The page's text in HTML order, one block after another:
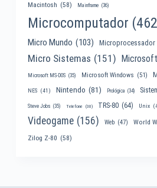
Macintosh (58) Mainframe (36)
Microcomputador
Micro Mundo (103) Microprocessador
Micro Sistemas (151) Microsoft
Microsoft MS-DOS (35) Microsoft Windows (51)
NES (41) Nintendo (81) Prológica (34)
Steve Jobs (35) Telefone (30) TRS-80 (64) Unix
Videogame (156) Web (47) World
Zilog Z-80 (58)